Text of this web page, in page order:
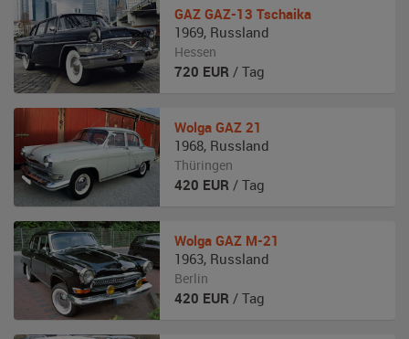
GAZ GAZ-13 Tschaika
1969, Russland
Hessen
720 EUR / Tag
Wolga GAZ 21
1968, Russland
Thüringen
420 EUR / Tag
Wolga GAZ M-21
1963, Russland
Berlin
420 EUR / Tag